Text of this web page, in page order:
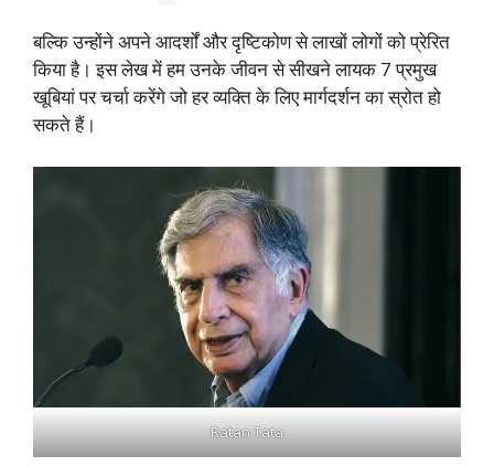
बल्कि उन्होंने अपने आदर्शों और दृष्टिकोण से लाखों लोगों को प्रेरित
किया है। इस लेख में हम उनके जीवन से सीखने लायक 7 प्रमुख
खूबियां पर चर्चा करेंगे जो हर व्यक्ति के लिए मार्गदर्शन का स्रोत हो
सकते हैं।
Ratan Tata